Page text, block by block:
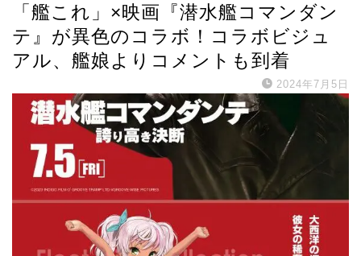
「艦これ」×映画『潜水艦コマンダン
テ』が異色のコラボ！コラボビジュ
アル、艦娘よりコメントも到着
2024年7月5日